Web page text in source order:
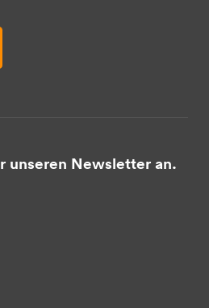
unseren Newsletter an.